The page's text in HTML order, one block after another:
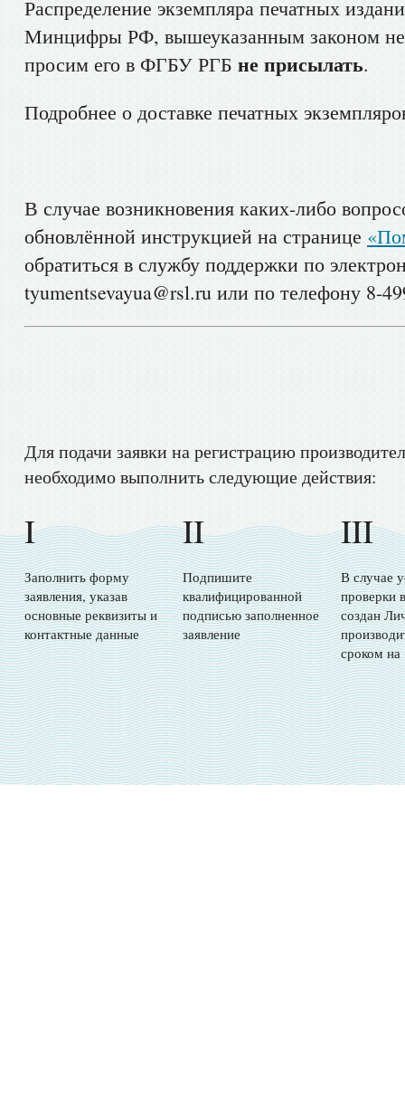
Распределение экземпляра печатных
Минцифры РФ, вышеуказанным законом не
просим его в ФГБУ РГБ не присылать.
Подробнее о доставке печатных
В случае возникновения каких-либо
обновлённой инструкцией на странице
обратиться в службу поддержки по
tyumentsevayua@rsl.ru или по телефону 8-
Для подачи заявки на регистрацию
необходимо выполнить следующие действия:
I
Заполнить форму
заявления, указав
основные реквизиты и
контактные данные
II
Подпишите
квалифицированной
подписью заполненное
заявление
III
В случае
проверки
создан
сроком на